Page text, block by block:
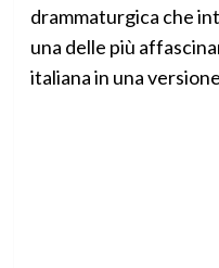
drammaturgica che
una delle più
italiana in una